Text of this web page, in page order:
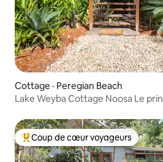
Cottage · Peregian Beach
Lake Weyba Cottage Noosa Le
Coup de cœur voyageurs parmi les
Coup de cœur voyageurs